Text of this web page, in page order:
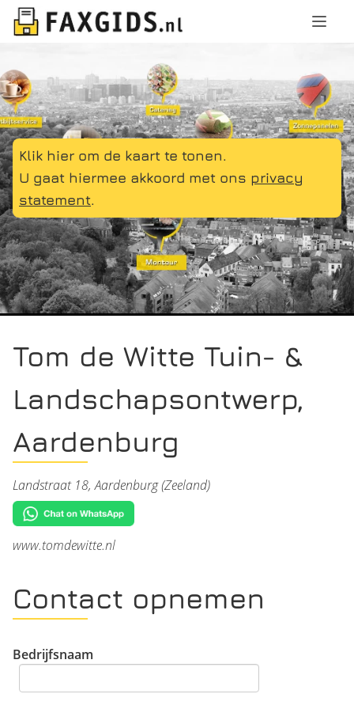
Klik hier om de kaart te tonen.
U gaat hiermee akkoord met ons privacy
statement.
Tom de Witte Tuin- &
Landschapsontwerp,
Aardenburg
Landstraat 18, Aardenburg (Zeeland)
www.tomdewitte.nl
Contact opnemen
Bedrijfsnaam